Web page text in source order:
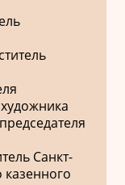
Санкт-
казенного